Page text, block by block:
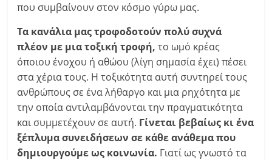
που συμβαίνουν στον κόσμο γύρω μας.
Τα κανάλια μας τροφοδοτούν πολύ συχνά
πλέον με μια τοξική τροφή, το ωμό κρέας
όποιου ένοχου ή αθώου (λίγη σημασία έχει) πέσει
στα χέρια τους. Η τοξικότητα αυτή συντηρεί τους
ανθρώπους σε ένα λήθαργο και μια ρηχότητα με
την οποία αντιλαμβάνονται την πραγματικότητα
και συμμετέχουν σε αυτή. Γίνεται βεβαίως κι ένα
ξέπλυμα συνειδήσεων σε κάθε ανάθεμα που
δημιουργούμε ως κοινωνία. Γιατί ως γνωστό τα